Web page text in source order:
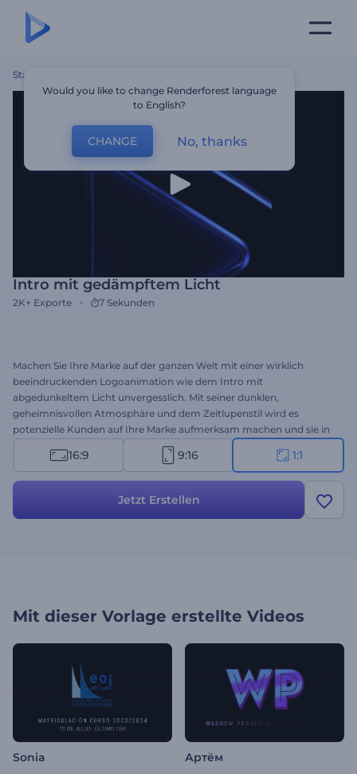
Startseite
Intro mit gedämpftem Licht
2K+ Exporte 7 Sekunden
Machen Sie Ihre Marke auf der ganzen Welt mit einer wirklich
beeindruckenden Logoanimation wie dem Intro mit
abgedunkeltem Licht unvergesslich. Mit seiner dunklen,
geheimnisvollen Atmosphäre und dem Zeitlupenstil wird es
potenzielle Kunden auf Ihre Marke aufmerksam machen und sie in
Ehrfurcht erstarren lassen. Diese Logoanimation vermittelt
Leidenschaft, Tatkraft und Kreativität - all das, was für die
Marke oder eines Modeartikels erforderlich ist. Laden Sie Ihr Logo
16:9 9:16 1:1
Jetzt Erstellen
Mit dieser Vorlage erstellte Videos
Sonia Артём
Would you like to change Renderforest language
to English?
CHANGE No, thanks